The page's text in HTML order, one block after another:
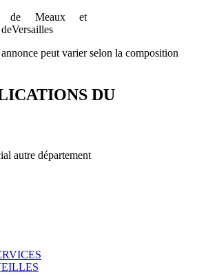
de Meaux et
peut varier selon la composition
DU
autre département